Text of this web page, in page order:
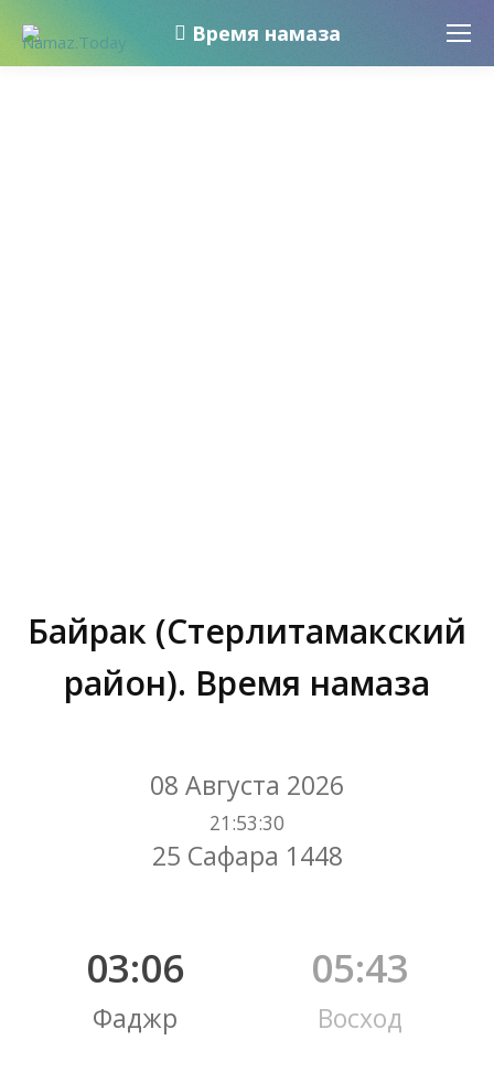
Время намаза
Байрак (Стерлитамакский
район). Время намаза
08 Августа 2026
21 :53:31
25 Сафара 1448
03:06
Фаджр
05:43
Восход